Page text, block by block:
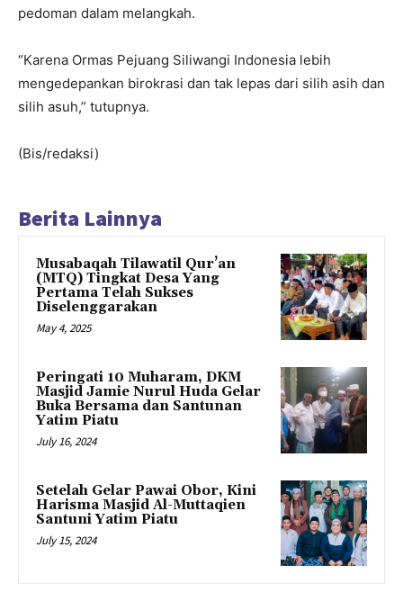
pedoman dalam melangkah.
“Karena Ormas Pejuang Siliwangi Indonesia lebih
mengedepankan birokrasi dan tak lepas dari silih asih dan
silih asuh,” tutupnya.
(Bis/redaksi)
Berita Lainnya
Musabaqah Tilawatil Qur’an
(MTQ) Tingkat Desa Yang
Pertama Telah Sukses
Diselenggarakan
May 4, 2025
Peringati 10 Muharam, DKM
Masjid Jamie Nurul Huda Gelar
Buka Bersama dan Santunan
Yatim Piatu
July 16, 2024
Setelah Gelar Pawai Obor, Kini
Harisma Masjid Al-Muttaqien
Santuni Yatim Piatu
July 15, 2024